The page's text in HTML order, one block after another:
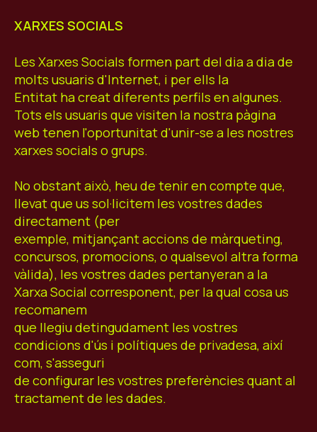
XARXES SOCIALS
Les Xarxes Socials formen part del dia a dia de
molts usuaris d'Internet, i per ells la
Entitat ha creat diferents perfils en algunes.
Tots els usuaris que visiten la nostra pàgina
web tenen l'oportunitat d'unir-se a les nostres
xarxes socials o grups.
No obstant això, heu de tenir en compte que,
llevat que us sol·licitem les vostres dades
directament (per
exemple, mitjançant accions de màrqueting,
concursos, promocions, o qualsevol altra forma
vàlida), les vostres dades pertanyeran a la
Xarxa Social corresponent, per la qual cosa us
recomanem
que llegiu detingudament les vostres
condicions d'ús i polítiques de privadesa, així
com, s'asseguri
de configurar les vostres preferències quant al
tractament de les dades.